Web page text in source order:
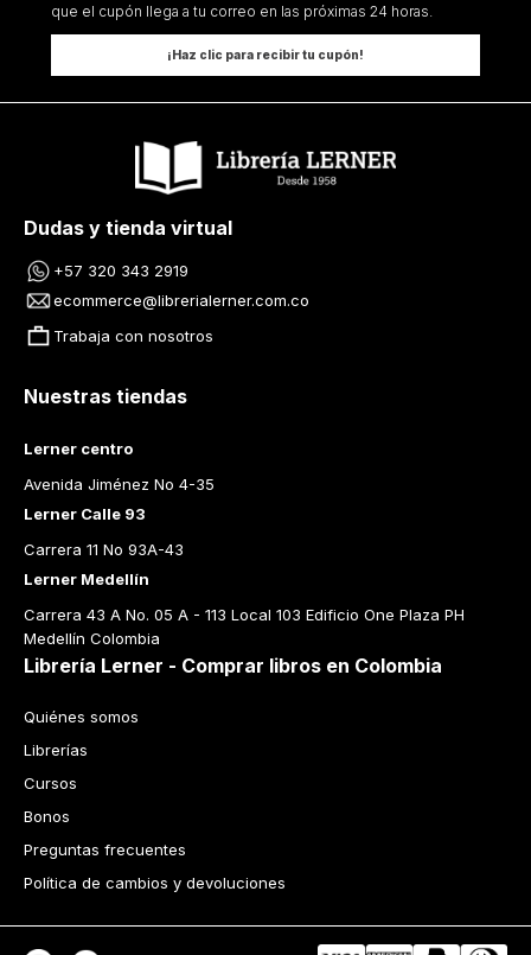
que el cupón llega a tu correo en las próximas 24 horas.
¡Haz clic para recibir tu cupón!
Dudas y tienda virtual
+57 320 343 2919
ecommerce@librerialerner.com.co
Trabaja con nosotros
Nuestras tiendas
Lerner centro
Avenida Jiménez No 4-35
Lerner Calle 93
Carrera 11 No 93A-43
Lerner Medellín
Carrera 43 A No. 05 A - 113 Local 103 Edificio One Plaza PH
Medellín Colombia
Librería Lerner - Comprar libros en Colombia
Quiénes somos
Librerías
Cursos
Bonos
Preguntas frecuentes
Política de cambios y devoluciones